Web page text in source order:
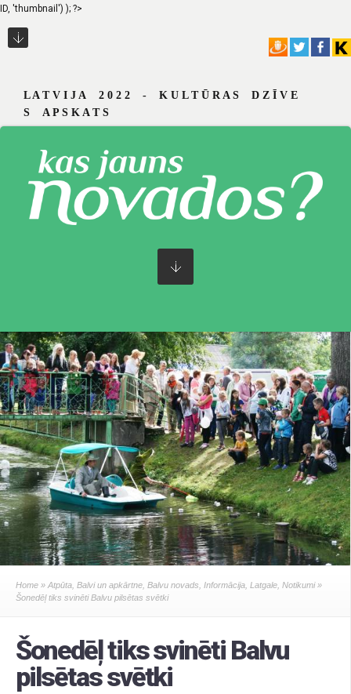
ID, 'thumbnail') ); ?>
L A T V I J A 2 0 2 2 - K U L T Ū R A S D Z Ī V E
S A P S K A T S
Home » Atpūta, Balvi un apkārtne, Balvu novads, Informācija, Latgale, Notikumi»
Šonedēļ tiks svinēti Balvu pilsētas svētki
Šonedēļ tiks svinēti Balvu
pilsētas svētki